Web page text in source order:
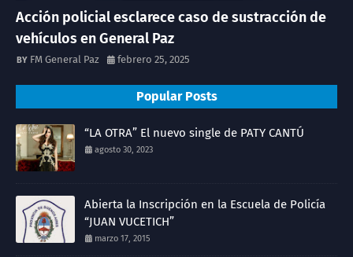
Acción policial esclarece caso de sustracción de
vehículos en General Paz
FM General Paz febrero 25, 2025
Popular Posts
“LA OTRA” El nuevo single de PATY CANTÚ
agosto 30, 2023
Abierta la Inscripción en la Escuela de Policía
“JUAN VUCETICH”
marzo 17, 2015